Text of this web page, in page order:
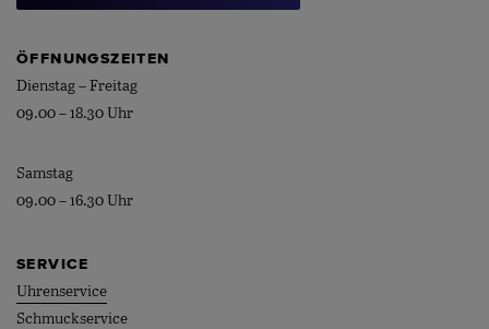
ÖFFNUNGSZEITEN
Dienstag – Freitag
09.00 – 18.30 Uhr
Samstag
09.00 – 16.30 Uhr
SERVICE
Uhrenservice
Schmuckservice